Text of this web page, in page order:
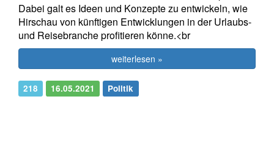
Dabei galt es Ideen und Konzepte zu entwickeln, wie
Hirschau von künftigen Entwicklungen in der Urlaubs-
und Reisebranche profitieren könne.<br
weiterlesen »
218 16.05.2021 Politik